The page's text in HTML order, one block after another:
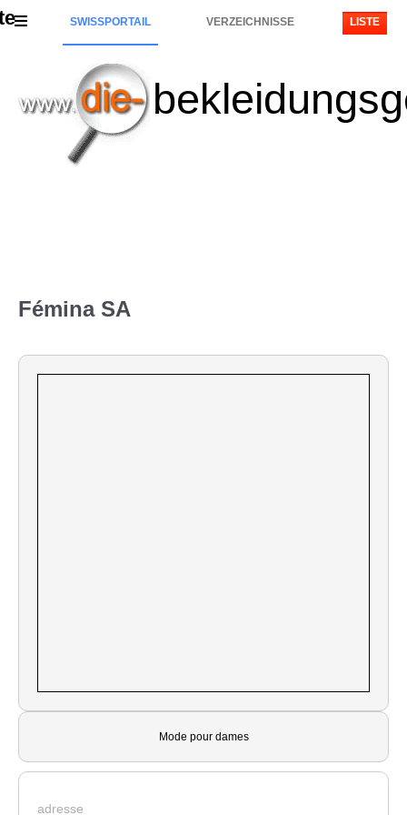
SWISSPORTAIL VERZEICHNISSE LISTE
Fémina SA
Mode pour dames
adresse